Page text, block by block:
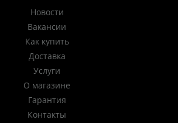
Новости
Вакансии
Как купить
Доставка
Услуги
О магазине
Гарантия
Контакты